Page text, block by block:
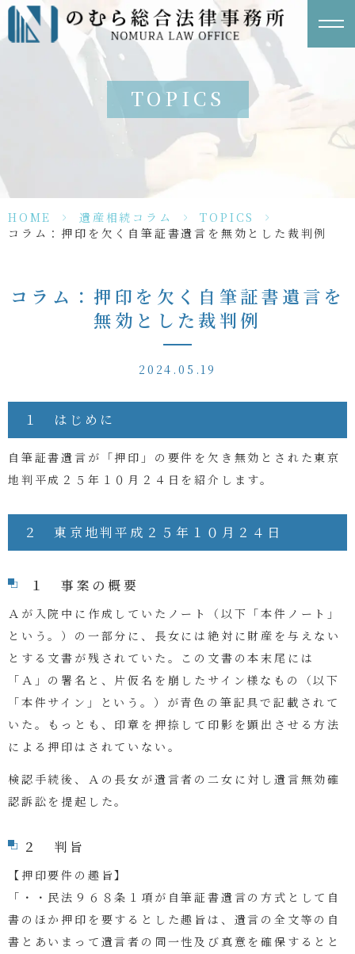
TOPICS
HOME > 遺産相続コラム > TOPICS
>
コラム：押印を欠く自筆証書遺言を無効とした裁判例
コラム：押印を欠く自筆証書遺言を
無効とした裁判例
2024.05.19
１ はじめに
自筆証書遺言が「押印」の要件を欠き無効とされた東京
地判平成２５年１０月２４日を紹介します。
２ 東京地判平成２５年１０月２４日
１ 事案の概要
Ａが入院中に作成していたノート（以下「本件ノート」
という。）の一部分に、長女には絶対に財産を与えない
とする文書が残されていた。この文書の本末尾には
「Ａ」の署名と、片仮名を崩したサイン様なもの（以下
「本件サイン」という。）が青色の筆記具で記載されて
いた。もっとも、印章を押捺して印影を顕出させる方法
による押印はされていない。
検認手続後、Ａの長女が遺言者の二女に対し遺言無効確
認訴訟を提起した。
２ 判旨
【押印要件の趣旨】
「・・民法９６８条１項が自筆証書遺言の方式として自
書のほか押印を要するとした趣旨は、遺言の全文等の自
書とあいまって遺言者の同一性及び真意を確保するとと